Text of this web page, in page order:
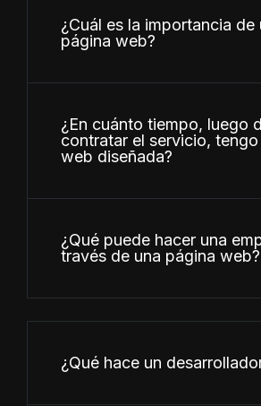
¿Cuál es la importancia de
página web?
¿En cuánto tiempo, luego
contratar el servicio,
web diseñada?
¿Qué puede hacer una
través de una página web?
¿Qué hace un